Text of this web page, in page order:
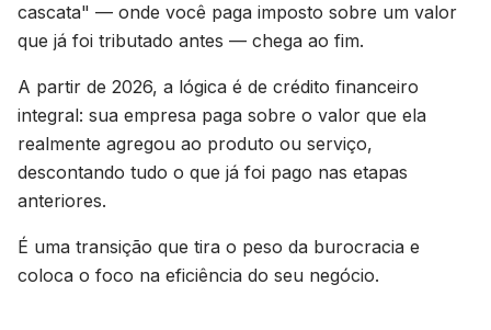
cascata" — onde você paga imposto sobre um valor
que já foi tributado antes — chega ao fim.
A partir de 2026, a lógica é de crédito financeiro
integral: sua empresa paga sobre o valor que ela
realmente agregou ao produto ou serviço,
descontando tudo o que já foi pago nas etapas
anteriores.
É uma transição que tira o peso da burocracia e
coloca o foco na eficiência do seu negócio.